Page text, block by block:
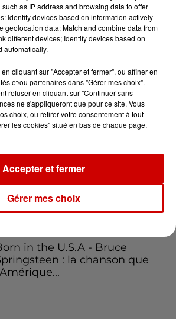
Massol, figure
de
féminin
Aménager un school bus au
Boston,...
in the U.S.A - Bruce
: la chanson que
as IP address and browsing data to offer
Identify devices based on information actively
geolocation data; Match and combine data from
different devices; Identify devices based on
automatically.
cliquant sur "Accepter et fermer", ou affiner en
et/ou partenaires dans "Gérer mes choix".
refuser en cliquant sur "Continuer sans
ne s'appliqueront que pour ce site. Vous
choix, ou retirer votre consentement à tout
les cookies" situé en bas de chaque page.
Gérer mes choix
Accepter et fermer